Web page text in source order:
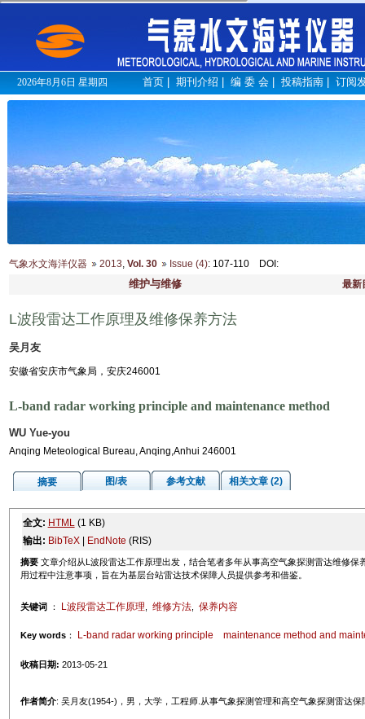
2026年8月6日 星期四 首页 期刊介绍 编 委 会 投稿指南 订阅
气象水文海洋仪器 2013, Vol. 30 Issue (4): 107-110 DOI :
维护与维修 最新
L波段雷达工作原理及维修保养方法
吴月友
安徽省安庆市气象局，安庆246001
L-band radar working principle and maintenance method
WU Yue-you
Anqing Meteological Bureau, Anqing,Anhui 246001
摘要 图/表 参考文献 相关文章 (2)
全文: HTML(1 KB)
输出: BibTeX| EndNote (RIS)
摘要文章介绍从L波段雷达工作原理出发，结合笔者多年从事高空气象探测雷达维修
用过程中注意事项，旨在为基层台站雷达技术保障人员提供参考和借鉴。
关键词 ： L波段雷达工作原理 维修方法, 保养内容
Key words： L-band radar working principle maintenance method and
收稿日期: 2013-05-21
作者简介: 吴月友(1954-)，男，大学，工程师.从事气象探测管理和高空气象探测雷达保